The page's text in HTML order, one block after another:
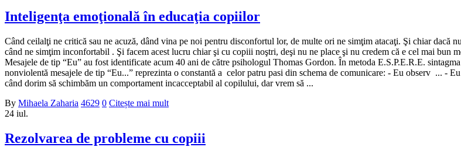
Inteligenţa emoţională în educaţia copiilor
Când ceilalţi ne critică sau ne acuză, dând vina pe noi pentru disconfortul lor, de multe ori ne simţim atacaţi. Şi chiar dacă
când ne simţim inconfortabil . Şi facem acest lucru chiar şi cu copiii noştri, deşi nu ne place şi nu credem că e cel mai bun
Mesajele de tip “Eu” au fost identificate acum 40 ani de către psihologul Thomas Gordon. În metoda E.S.P.E.R.E.
nonviolentă mesajele de tip “Eu...” reprezinta o constantă a celor patru pasi din schema de comunicare: - Eu observ ... -
când dorim să schimbăm un comportament incacceptabil al copilului, dar vrem să ...
By Mihaela Zaharia 4629 0 Citește mai mult
24 iul.
Rezolvarea de probleme cu copiii